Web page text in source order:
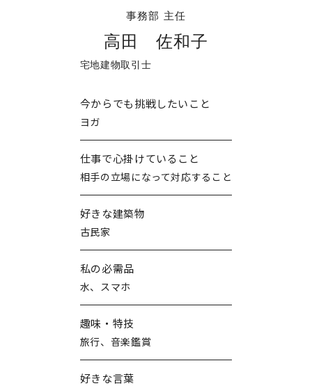
ひのきちゃんねる
会社概要
個人情報保護方針
SNSでも施工例やイベントの
事務部 主任
高田 佐和子
宅地建物取引士
今からでも挑戦したいこと
ヨガ
仕事で心掛けていること
相手の立場になって対応すること
好きな建築物
古⺠家
私の必需品
水、スマホ
趣味・特技
旅行、音楽鑑賞
好きな言葉